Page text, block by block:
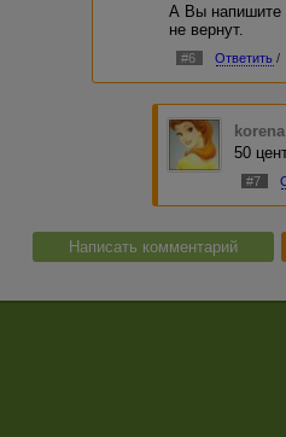
А Вы напишите
не вернут.
#6 Ответить /
korena
50
#7
Написать комментарий